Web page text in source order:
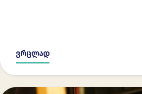
ვრცლად